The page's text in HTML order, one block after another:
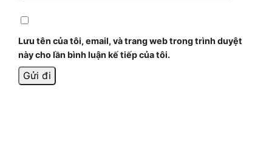
Lưu tên của tôi, email, và trang web trong trình duyệt
này cho lần bình luận kế tiếp của tôi.